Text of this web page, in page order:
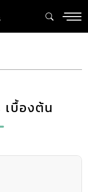
เบื้องต้น